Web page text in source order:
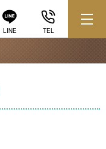
LINE TEL